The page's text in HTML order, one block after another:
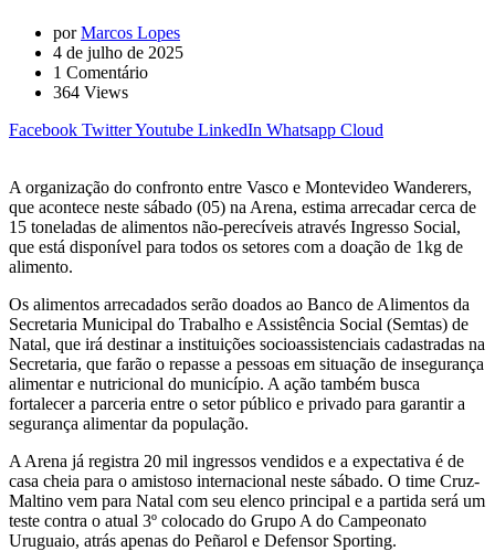
porMarcos Lopes
4 de julho de 2025
1 Comentário
364 Views
Facebook TwitterYoutube LinkedIn Whatsapp Cloud
A organização do confronto entre Vasco e Montevideo Wanderers,
que acontece neste sábado (05) na Arena, estima arrecadar cerca de
15 toneladas de alimentos não-perecíveis através Ingresso Social,
que está disponível para todos os setores com a doação de 1kg de
alimento.
Os alimentos arrecadados serão doados ao Banco de Alimentos da
Secretaria Municipal do Trabalho e Assistência Social (Semtas) de
Natal, que irá destinar a instituições socioassistenciais cadastradas na
Secretaria, que farão o repasse a pessoas em situação de insegurança
alimentar e nutricional do município. A ação também busca
fortalecer a parceria entre o setor público e privado para garantir a
segurança alimentar da população.
A Arena já registra 20 mil ingressos vendidos e a expectativa é de
casa cheia para o amistoso internacional neste sábado. O time Cruz-
Maltino vem para Natal com seu elenco principal e a partida será um
teste contra o atual 3º colocado do Grupo A do Campeonato
Uruguaio, atrás apenas do Peñarol e Defensor Sporting.